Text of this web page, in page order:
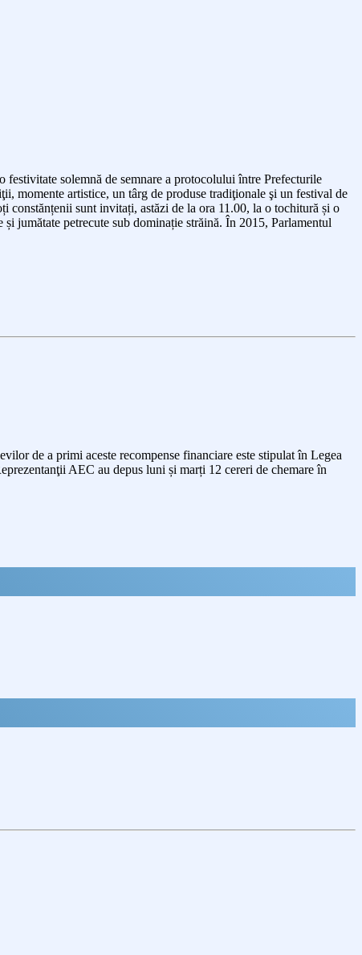
o festivitate solemnă de semnare a protocolului între Prefecturile
momente artistice, un târg de produse tradiţionale şi un festival de
constănțenii sunt invitați, astăzi de la ora 11.00, la o tochitură și o
jumătate petrecute sub dominație străină. În 2015, Parlamentul
de a primi aceste recompense financiare este stipulat în Legea
AEC au depus luni și marți 12 cereri de chemare în